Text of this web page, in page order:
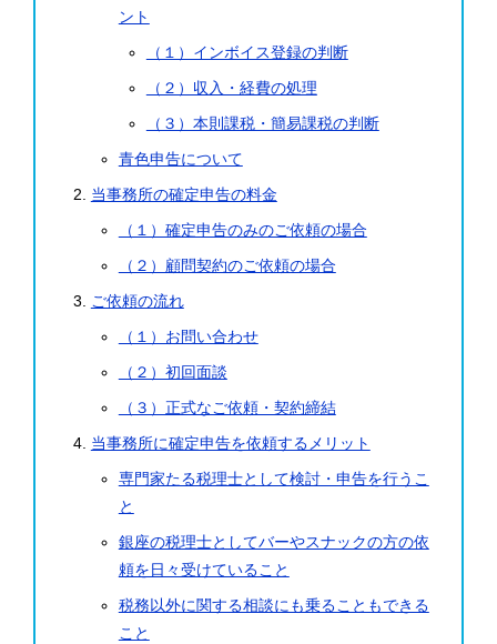
ント
（１）インボイス登録の判断
（２）収入・経費の処理
（３）本則課税・簡易課税の判断
青色申告について
当事務所の確定申告の料金
（１）確定申告のみのご依頼の場合
（２）顧問契約のご依頼の場合
ご依頼の流れ
（１）お問い合わせ
（２）初回面談
（３）正式なご依頼・契約締結
当事務所に確定申告を依頼するメリット
専門家たる税理士として検討・申告を行うこ
と
銀座の税理士としてバーやスナックの方の依
頼を日々受けていること
税務以外に関する相談にも乗ることもできる
こと